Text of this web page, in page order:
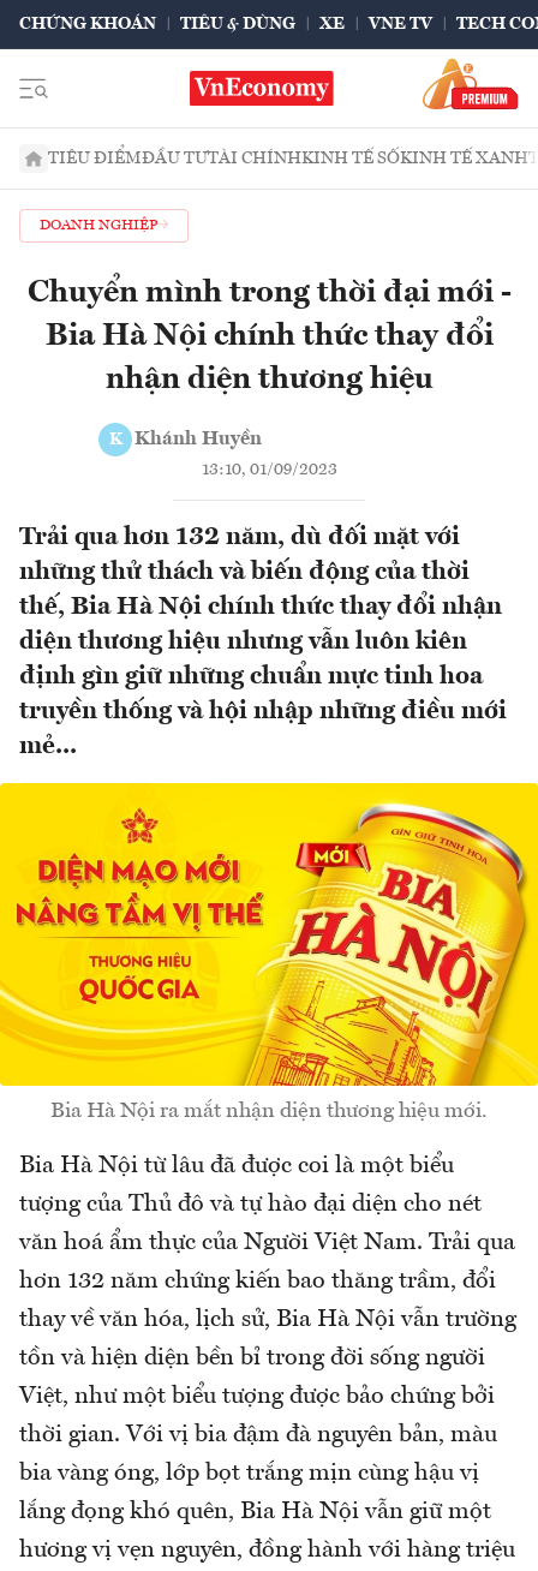
CHỨNG KHOÁN TIÊU & DÙNG XE VNE TV TECH
TIÊU ĐIỂMĐẦU TƯTÀI CHÍNHKINH TẾ SỐKINH TẾ XANH
DOANH NGHIỆP
Chuyển mình trong thời đại mới -
Bia Hà Nội chính thức thay đổi
nhận diện thương hiệu
K Khánh Huyền
13:10, 01/09/2023
Trải qua hơn 132 năm, dù đối mặt với
những thử thách và biến động của thời
thế, Bia Hà Nội chính thức thay đổi nhận
diện thương hiệu nhưng vẫn luôn kiên
định gìn giữ những chuẩn mực tinh hoa
truyền thống và hội nhập những điều mới
mẻ...
Bia Hà Nội ra mắt nhận diện thương hiệu mới.
Bia Hà Nội từ lâu đã được coi là một biểu
tượng của Thủ đô và tự hào đại diện cho nét
văn hoá ẩm thực của Người Việt Nam. Trải qua
hơn 132 năm chứng kiến bao thăng trầm, đổi
thay về văn hóa, lịch sử, Bia Hà Nội vẫn trường
tồn và hiện diện bền bỉ trong đời sống người
Việt, như một biểu tượng được bảo chứng bởi
thời gian. Với vị bia đậm đà nguyên bản, màu
bia vàng óng, lớp bọt trắng mịn cùng hậu vị
lắng đọng khó quên, Bia Hà Nội vẫn giữ một
hương vị vẹn nguyên, đồng hành với hàng triệu